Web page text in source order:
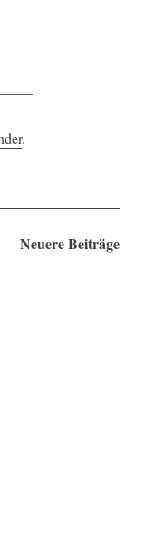
.
Neuere Beiträge